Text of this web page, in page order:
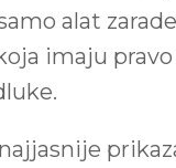
alat
imaju